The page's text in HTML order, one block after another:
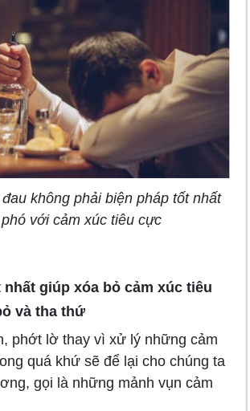
không phải biện pháp tốt nhất
với cảm xúc tiêu cực
nhất giúp xóa bỏ cảm xúc tiêu
và tha thứ
phớt lờ thay vì xử lý những cảm
quá khứ sẽ để lại cho chúng ta
gọi là những mảnh vụn cảm